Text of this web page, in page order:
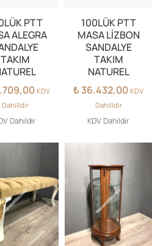
PTT
ALEGRA
TAKIM
KDV
Dahilldir
Dahildir
100LÜK PTT
MASA LİZBON
SANDALYE
TAKIM
NATUREL
₺36.432,00 KDV
Dahilldir
KDV Dahildir